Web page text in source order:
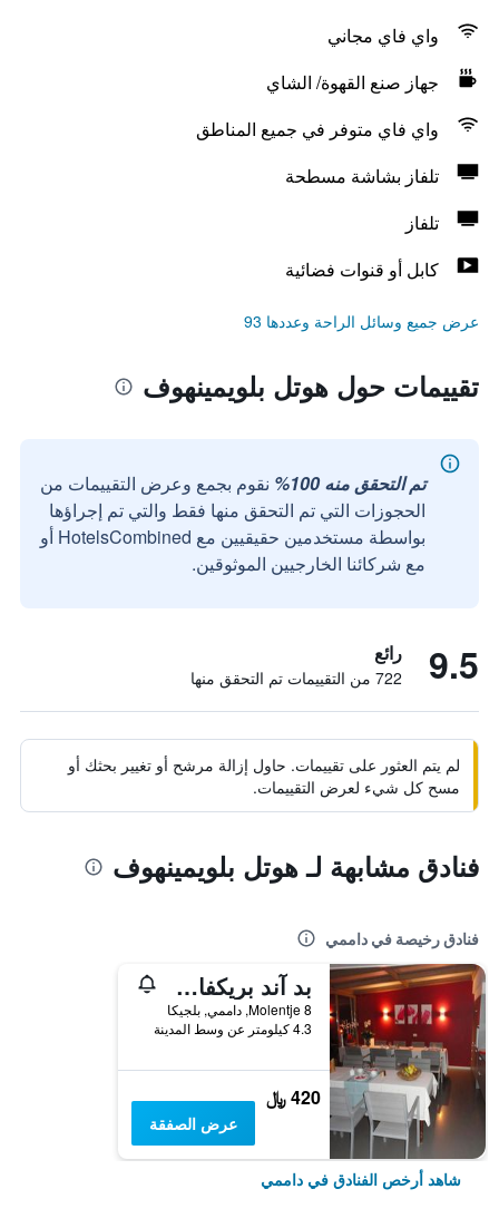
واي فاي مجاني
جهاز صنع القهوة/ الشاي
واي فاي متوفر في جميع المناطق
تلفاز بشاشة مسطحة
تلفاز
كابل أو قنوات فضائية
عرض جميع وسائل الراحة وعددها 93
تقييمات حول هوتل بلويمينهوف
تم التحقق منه 100%
نقوم بجمع وعرض التقييمات من
الحجوزات التي تم التحقق منها فقط والتي تم إجراؤها
بواسطة مستخدمين حقيقيين مع HotelsCombined أو
مع شركائنا الخارجيين الموثوقين.
9.5 رائع
722 من التقييمات تم التحقق منها
لم يتم العثور على تقييمات. حاول إزالة مرشح أو تغيير بحثك أو
مسح كل شيء لعرض التقييمات.
فنادق مشابهة لـ هوتل بلويمينهوف
فنادق رخيصة في داممي
بد آند بريكفاست ألتيجد جينيتن
Molentje 8, داممي, بلجيكا
4.3 كيلومتر عن وسط المدينة
420 ﷼
عرض الصفقة
شاهد أرخص الفنادق في داممي